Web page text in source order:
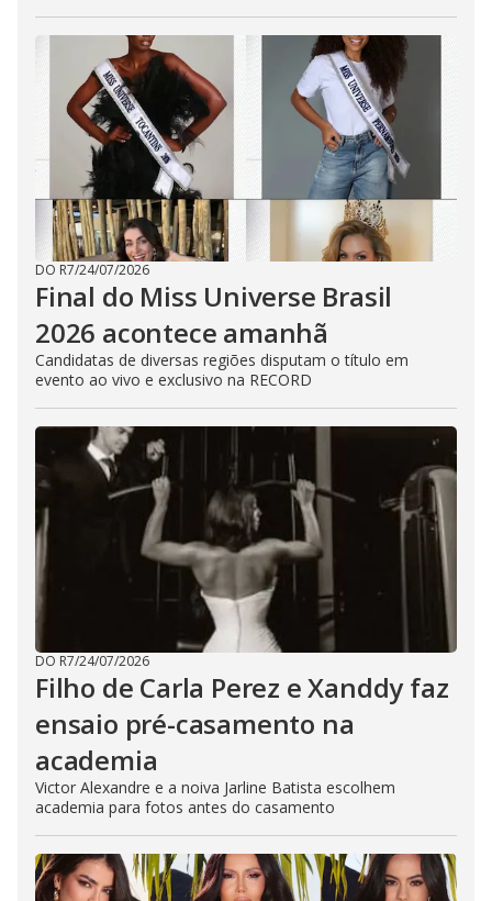
DO R7/24/07/2026
Final do Miss Universe Brasil
2026 acontece amanhã
Candidatas de diversas regiões disputam o título em
evento ao vivo e exclusivo na RECORD
DO R7/24/07/2026
Filho de Carla Perez e Xanddy faz
ensaio pré-casamento na
academia
Victor Alexandre e a noiva Jarline Batista escolhem
academia para fotos antes do casamento